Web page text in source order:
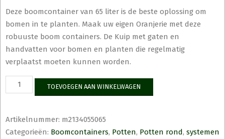
Deze boomcontainer van 65 liter is de beste oplossing om
bomen in te planten. Maak uw eigen Oranjerie met deze
robuuste boom containers. De Kuip met gaten en
handvatten voor bomen en planten die regelmatig
verplaatst moeten kunnen worden.
Boomcontainer
aantal
TOEVOEGEN AAN WINKELWAGEN
Artikelnummer: m2134055065
Categorieën: Boomcontainers, Potten, Potten rond, systemen